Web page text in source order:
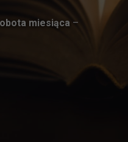
miesiąca–